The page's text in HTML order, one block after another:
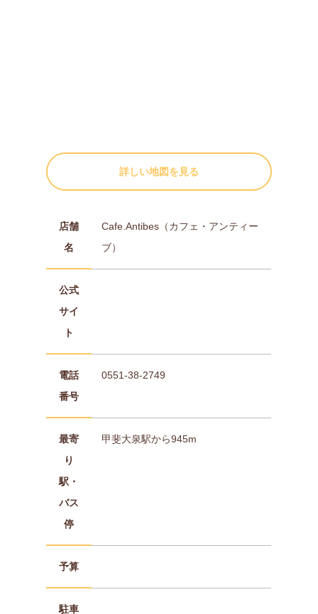
詳しい地図を見る
店舗
名
Cafe.Antibes（カフェ・アンティー
ブ）
公式
サイ
ト
電話
番号
0551-38-2749
最寄
り
駅・
バス
停
甲斐大泉駅から945m
予算
駐車